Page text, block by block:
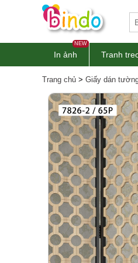
NEW
In ảnh Tranh
Trang chủ > Giấy dán